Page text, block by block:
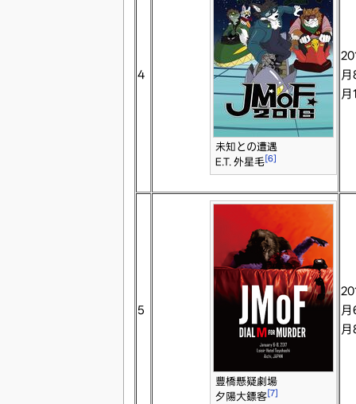
4
未知との遭遇
E.T. 外星毛[6]
月
5
豐橋懸疑劇場
夕陽大鏢客[7]